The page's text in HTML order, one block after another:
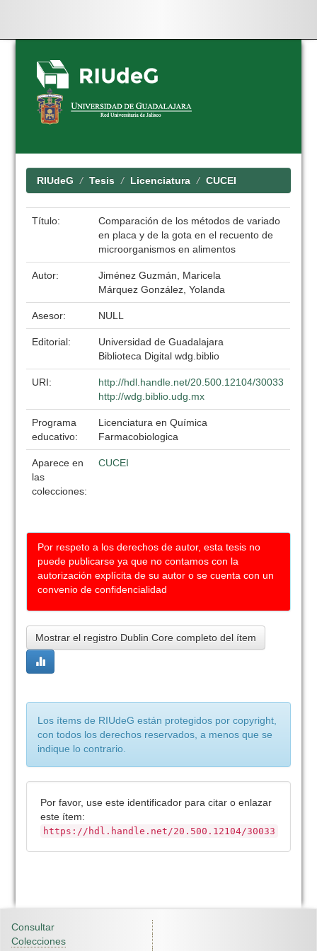
Skip
navigation
RIUdeG Tesis Licenciatura CUCEI
Título:
Comparación de los métodos de variado
en placa y de la gota en el recuento de
microorganismos en alimentos
Autor:
Jiménez Guzmán, Maricela
Márquez González, Yolanda
Asesor: NULL
Editorial:
Universidad de Guadalajara
Biblioteca Digital wdg.biblio
URI:
http://hdl.handle.net/20.500.12104/30033
http://wdg.biblio.udg.mx
Programa
educativo:
Licenciatura en Química
Farmacobiologica
Aparece en
las
colecciones:
CUCEI
Por respeto a los derechos de autor, esta tesis no
puede publicarse ya que no contamos con la
autorización explícita de su autor o se cuenta con un
convenio de confidencialidad
Mostrar el registro Dublin Core completo del ítem
Los ítems de RIUdeG están protegidos por copyright,
con todos los derechos reservados, a menos que se
indique lo contrario.
Por favor, use este identificador para citar o enlazar
este ítem:
https://hdl.handle.net/20.500.12104/30033
Consultar
Colecciones